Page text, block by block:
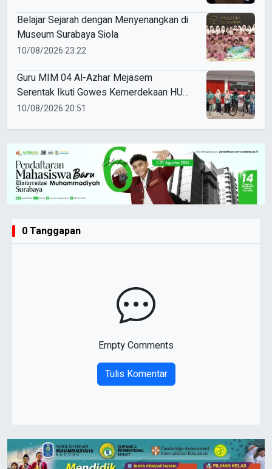
Belajar Sejarah dengan Menyenangkan di
Museum Surabaya Siola
10/08/2026 23:22
Guru MIM 04 Al-Azhar Mejasem
Serentak Ikuti Gowes Kemerdekaan HUT
ke-81 RI
10/08/2026 20:51
0 Tanggapan
Empty Comments
Tulis Komentar